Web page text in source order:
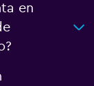
en